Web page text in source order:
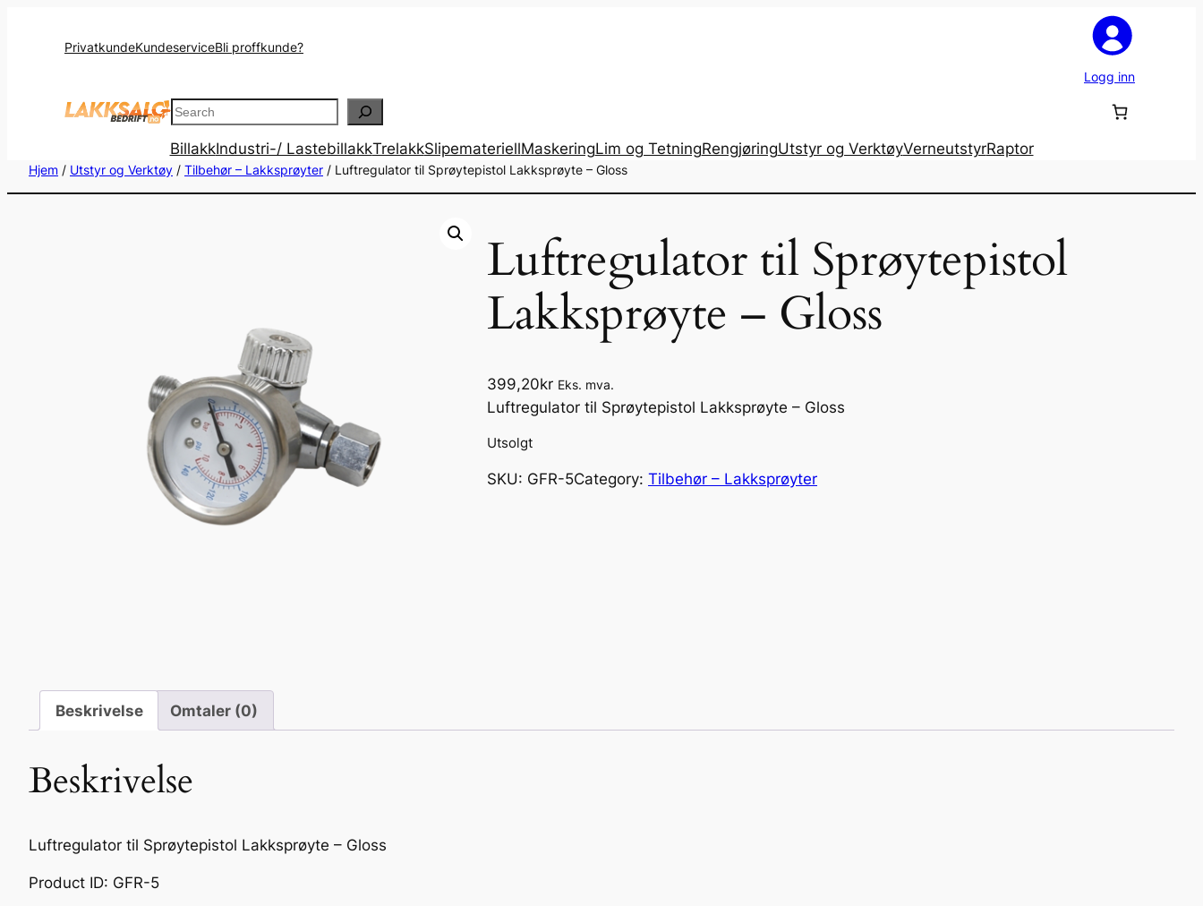
PrivatkundeKundeserviceBli proffkunde?
Logg inn
Search
BillakkIndustri-/ LastebillakkTrelakkSlipemateriellMaskeringLim og TetningRengjøringUtstyr og VerktøyVerneutstyrRaptor
Hjem / Utstyr og Verktøy / Tilbehør – Lakksprøyter / Luftregulator til Sprøytepistol Lakksprøyte – Gloss
Luftregulator til Sprøytepistol
Lakksprøyte – Gloss
399,20kr Eks. mva.
Luftregulator til Sprøytepistol Lakksprøyte – Gloss
Utsolgt
SKU: GFR-5Category: Tilbehør – Lakksprøyter
Beskrivelse Omtaler (0)
Beskrivelse
Luftregulator til Sprøytepistol Lakksprøyte – Gloss
Product ID: GFR-5